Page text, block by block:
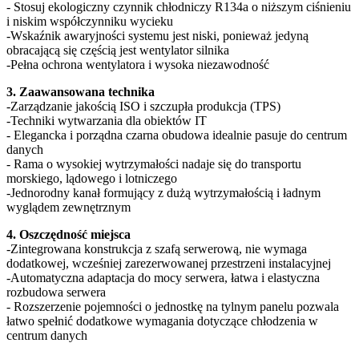
- Stosuj ekologiczny czynnik chłodniczy R134a o niższym ciśnieniu
i niskim współczynniku wycieku
-Wskaźnik awaryjności systemu jest niski, ponieważ jedyną
obracającą się częścią jest wentylator silnika
-Pełna ochrona wentylatora i wysoka niezawodność
3. Zaawansowana technika
-Zarządzanie jakością ISO i szczupła produkcja (TPS)
-Techniki wytwarzania dla obiektów IT
- Elegancka i porządna czarna obudowa idealnie pasuje do centrum
danych
- Rama o wysokiej wytrzymałości nadaje się do transportu
morskiego, lądowego i lotniczego
-Jednorodny kanał formujący z dużą wytrzymałością i ładnym
wyglądem zewnętrznym
4. Oszczędność miejsca
-Zintegrowana konstrukcja z szafą serwerową, nie wymaga
dodatkowej, wcześniej zarezerwowanej przestrzeni instalacyjnej
-Automatyczna adaptacja do mocy serwera, łatwa i elastyczna
rozbudowa serwera
- Rozszerzenie pojemności o jednostkę na tylnym panelu pozwala
łatwo spełnić dodatkowe wymagania dotyczące chłodzenia w
centrum danych